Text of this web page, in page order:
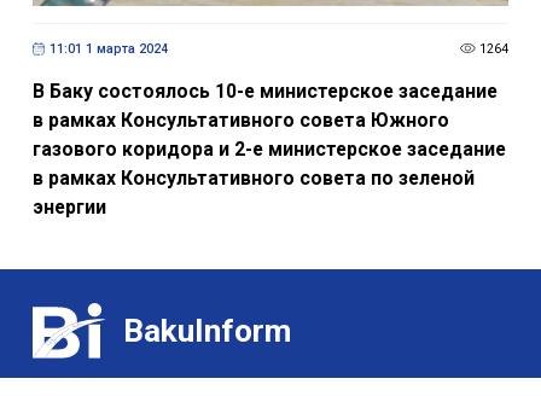
11:01 1 марта 2024 1264
В Баку состоялось 10-е министерское заседание
в рамках Консультативного совета Южного
газового коридора и 2-е министерское заседание
в рамках Консультативного совета по зеленой
энергии
BakuInform